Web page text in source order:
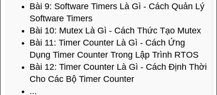
Bài 9: Software Timers Là Gì - Cách Quản Lý
Software Timers
Bài 10: Mutex Là Gì - Cách Thức Tạo Mutex
Bài 11: Timer Counter Là Gì - Cách Ứng
Dụng Timer Counter Trong Lập Trình RTOS
Bài 12: Timer Counter Là Gì - Cách Định Thời
Cho Các Bộ Timer Counter
...